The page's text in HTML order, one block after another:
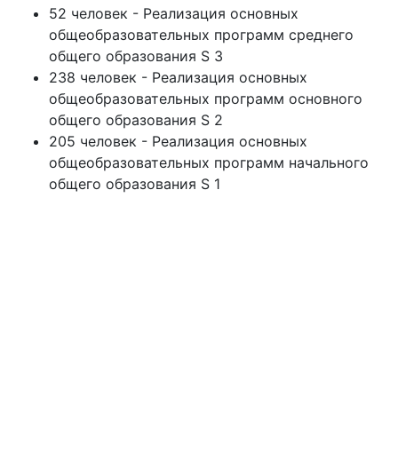
52 человек - Реализация основных
общеобразовательных программ среднего
общего образования S 3
238 человек - Реализация основных
общеобразовательных программ основного
общего образования S 2
205 человек - Реализация основных
общеобразовательных программ начального
общего образования S 1